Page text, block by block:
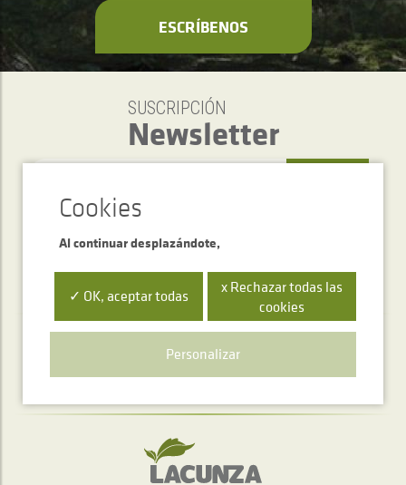
ESCRÍBENOS
SUSCRIPCIÓN
Newsletter
Servicio de atención telefónica
+34 948 563 511
Al continuar desplazándote,
✓ OK, aceptar todas
x Rechazar todas las
cookies
Personalizar